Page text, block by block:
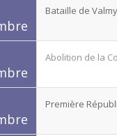
Bataille de
Abolition de la
Première